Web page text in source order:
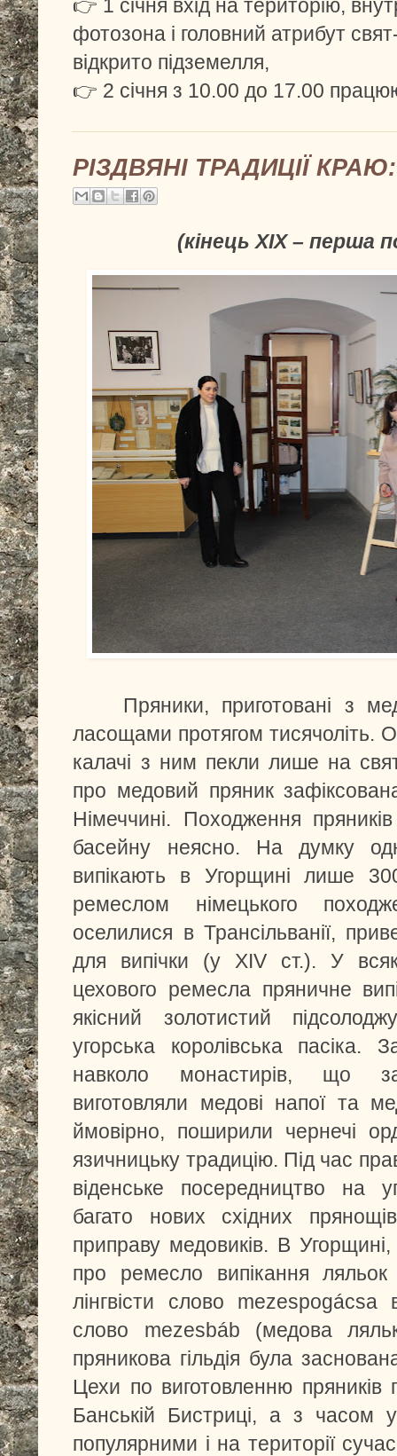
👉 1 січня вхід на територію,
фотозона і головний атрибут
відкрито підземелля,
👉 2 січня з 10.00 до 17.00
РІЗДВЯНІ ТРАДИЦІЇ
(кінець ХІХ – перша
Пряники, приготовані з
ласощами протягом тисячоліть.
калачі з ним пекли лише на
про медовий пряник
Німеччині. Походження
басейну неясно. На думку
випікають в Угорщині лише
ремеслом німецького
оселилися в Трансільванії,
для випічки (у XIV ст.). У
цехового ремесла пряничне
якісний золотистий
угорська королівська пасіка.
навколо монастирів, що
виготовляли медові напої та
ймовірно, поширили чернечі
язичницьку традицію. Під час
віденське посередництво на
багато нових східних
приправу медовиків. В
про ремесло випікання
лінгвісти слово
слово mezesbáb (медова
пряникова гільдія була
Цехи по виготовленню пряників
Банській Бистриці, а з часом
популярними і на території